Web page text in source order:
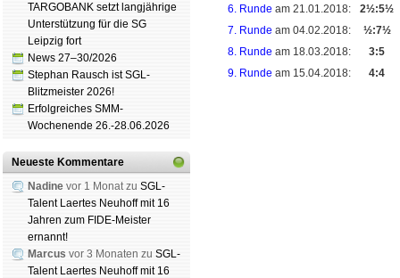
TARGOBANK setzt langjährige
Unterstützung für die SG
Leipzig fort
News 27–30/2026
Stephan Rausch ist SGL-
Blitzmeister 2026!
Erfolgreiches SMM-
Wochenende 26.-28.06.2026
Neueste Kommentare
Nadine vor 1 Monat zu SGL-
Talent Laertes Neuhoff mit 16
Jahren zum FIDE-Meister
ernannt!
Marcus vor 3 Monaten zu SGL-
Talent Laertes Neuhoff mit 16
6. Runde am 21.01.2018:
2½:5½
7. Runde am 04.02.2018:
½:7½
8. Runde am 18.03.2018:
3:5
9. Runde am 15.04.2018: 4:4